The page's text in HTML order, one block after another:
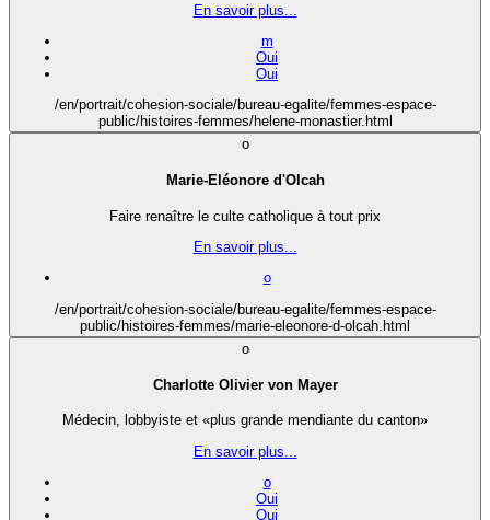
En savoir plus...
m
Oui
Oui
/en/portrait/cohesion-sociale/bureau-egalite/femmes-espace-
public/histoires-femmes/helene-monastier.html
o
Marie-Eléonore d'Olcah
Faire renaître le culte catholique à tout prix
En savoir plus...
o
/en/portrait/cohesion-sociale/bureau-egalite/femmes-espace-
public/histoires-femmes/marie-eleonore-d-olcah.html
o
Charlotte Olivier von Mayer
Médecin, lobbyiste et «plus grande mendiante du canton»
En savoir plus...
o
Oui
Oui